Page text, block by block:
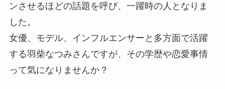
ンさせるほどの話題を呼び、一躍時の人となりま
した。
女優、モデル、インフルエンサーと多方面で活躍
する羽柴なつみさんですが、その学歴や恋愛事情
って気になりませんか？